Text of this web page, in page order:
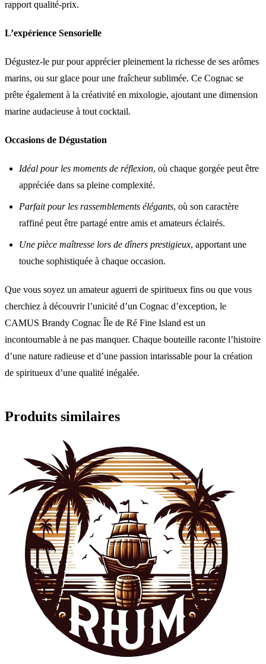
rapport qualité-prix.
L’expérience Sensorielle
Dégustez-le pur pour apprécier pleinement la richesse de ses arômes
marins, ou sur glace pour une fraîcheur sublimée. Ce Cognac se
prête également à la créativité en mixologie, ajoutant une dimension
marine audacieuse à tout cocktail.
Occasions de Dégustation
Idéal pour les moments de réflexion, où chaque gorgée peut être
appréciée dans sa pleine complexité.
Parfait pour les rassemblements élégants, où son caractère
raffiné peut être partagé entre amis et amateurs éclairés.
Une pièce maîtresse lors de dîners prestigieux, apportant une
touche sophistiquée à chaque occasion.
Que vous soyez un amateur aguerri de spiritueux fins ou que vous
cherchiez à découvrir l’unicité d’un Cognac d’exception, le
CAMUS Brandy Cognac Île de Ré Fine Island est un
incontournable à ne pas manquer. Chaque bouteille raconte l’histoire
d’une nature radieuse et d’une passion intarissable pour la création
de spiritueux d’une qualité inégalée.
Produits similaires